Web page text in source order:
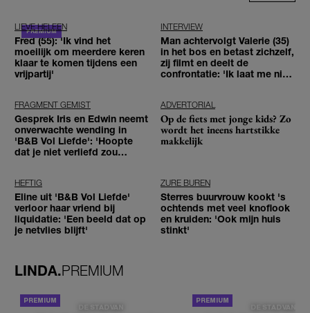
LIEVE HELEEN
Fred (55): 'Ik vind het
moeilijk om meerdere keren
klaar te komen tijdens een
vrijpartij'
INTERVIEW
Man achtervolgt Valerie (35)
in het bos en betast zichzelf,
zij filmt en deelt de
confrontatie: 'Ik laat me niet
FRAGMENT GEMIST
Gesprek Iris en Edwin neemt
onverwachte wending in
'B&B Vol Liefde': 'Hoopte
dat je niet verliefd zou
ADVERTORIAL
Op de fiets met jonge kids? Zo
wordt het ineens hartstikke
makkelijk
HEFTIG
Eline uit 'B&B Vol Liefde'
verloor haar vriend bij
liquidatie: 'Een beeld dat op
je netvlies blijft'
ZURE BUREN
Sterres buurvrouw kookt 's
ochtends met veel knoflook
en kruiden: 'Ook mijn huis
stinkt'
LINDA.PREMIUM
DE STAD VAN DE STAD VAN